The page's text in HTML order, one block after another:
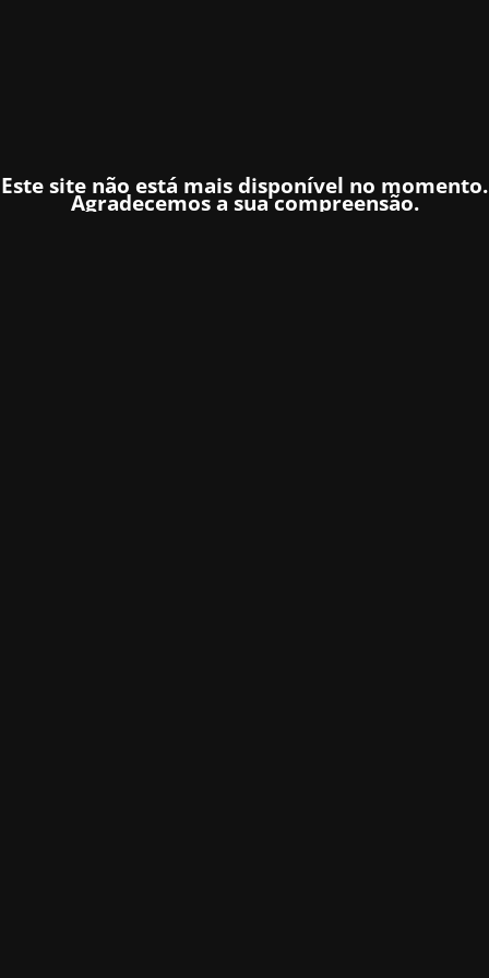
Este site não está mais disponível no momento.
Agradecemos a sua compreensão.